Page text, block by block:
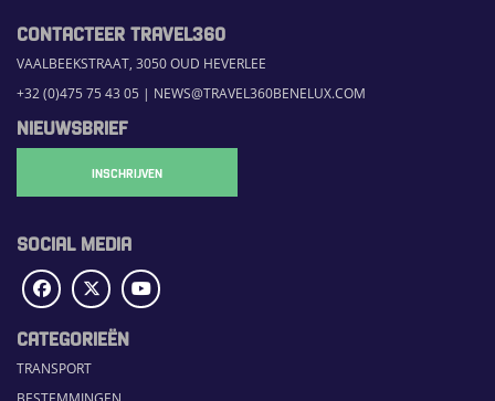
CONTACTEER TRAVEL360
VAALBEEKSTRAAT, 3050 OUD HEVERLEE
+32 (0)475 75 43 05 | NEWS@TRAVEL360BENELUX.COM
NIEUWSBRIEF
INSCHRIJVEN
SOCIAL MEDIA
CATEGORIEËN
TRANSPORT